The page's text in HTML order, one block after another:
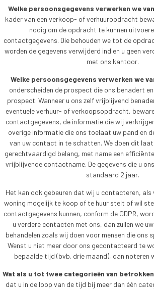
Welke persoonsgegevens verwerken we
kader van een verkoop- of verhuuropdracht
nodig om de opdracht te kunnen
contactgegevens. Die behouden we tot de
worden de gegevens verwijderd indien u geen
met ons kantoor.
Welke persoonsgegevens verwerken we
onderscheiden de prospect die ons benadert
prospect. Wanneer u ons zelf vrijblijvend
eventuele verhuur- of verkoopsopdracht,
contactgegevens, de informatie die wij
overige informatie die ons toelaat uw pand en
van uw contact in te schatten. We doen dit
gerechtvaardigd belang, met name een
vrijblijvende contactname. De gegevens die u
standaard 2 jaar.
Het kan ook gebeuren dat wij u contacteren, als
woning mogelijk te koop of te huur stelt of wil
contactgegevens kunnen, conform de GDPR,
u verdere contacten met ons, dan zullen we
behandelen zoals wij doen voor mensen die ons
Wenst u niet meer door ons gecontacteerd te
bepaalde tijd (bvb. drie maand), dan noteren
Wat als u tot twee categorieën van
dat u in de loop van de tijd bij meer dan één